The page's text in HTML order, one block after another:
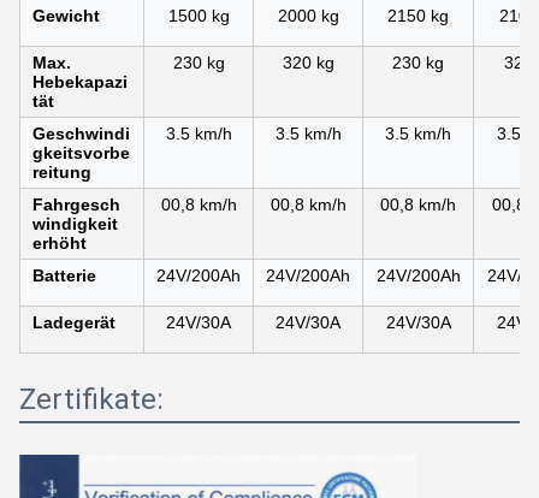
Gewicht 1500 kg 2000 kg 2150 kg
Max.
Hebekapazi
tät
230 kg 320 kg 230 kg 320
Geschwindi
gkeitsvorbe
reitung
3.5 km/h 3.5 km/h 3.5 km/h 3.5
Fahrgesch
windigkeit
erhöht
00,8 km/h 00,8 km/h 00,8 km/h 00,8
Batterie 24V/200Ah 24V/200Ah 24V/200Ah 24V/
Ladegerät 24V/30A 24V/30A 24V/30A 24V/
Zertifikate: